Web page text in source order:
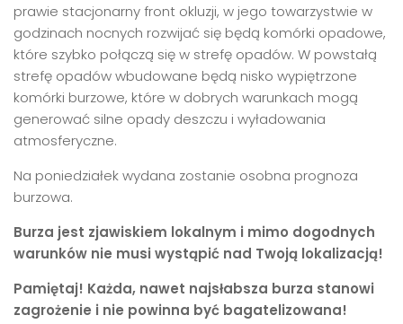
prawie stacjonarny front okluzji, w jego towarzystwie w
godzinach nocnych rozwijać się będą komórki opadowe,
które szybko połączą się w strefę opadów. W powstałą
strefę opadów wbudowane będą nisko wypiętrzone
komórki burzowe, które w dobrych warunkach mogą
generować silne opady deszczu i wyładowania
atmosferyczne.
Na poniedziałek wydana zostanie osobna prognoza
burzowa.
Burza jest zjawiskiem lokalnym i mimo dogodnych
warunków nie musi wystąpić nad Twoją lokalizacją!
Pamiętaj! Każda, nawet najsłabsza burza stanowi
zagrożenie i nie powinna być bagatelizowana!